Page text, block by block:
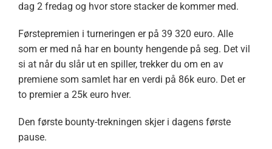
dag 2 fredag og hvor store stacker de kommer med.
Førstepremien i turneringen er på 39 320 euro. Alle
som er med nå har en bounty hengende på seg. Det vil
si at når du slår ut en spiller, trekker du om en av
premiene som samlet har en verdi på 86k euro. Det er
to premier a 25k euro hver.
Den første bounty-trekningen skjer i dagens første
pause.